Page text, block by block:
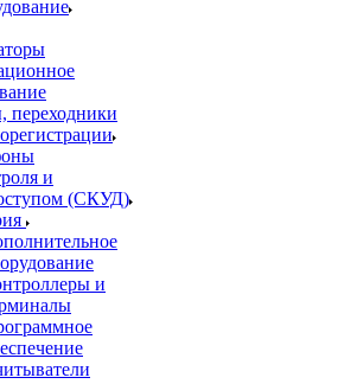
переходники
и
(СКУД)
и